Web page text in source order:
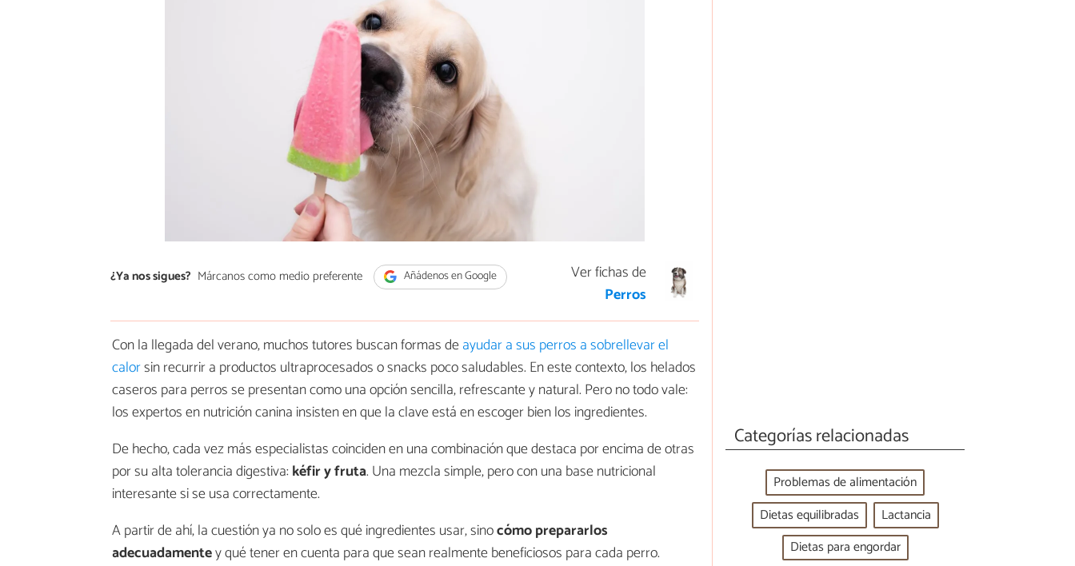
¿Ya nos sigues? Márcanos como medio preferente Añádenos en Google
Ver fichas de
Perros
Con la llegada del verano, muchos tutores buscan formas deayudar a sus perros a sobrellevar el
calorsin recurrir a productos ultraprocesados o snacks poco saludables. En este contexto, los helados
caseros para perros se presentan como una opción sencilla, refrescante y natural. Pero no todo vale:
los expertos en nutrición canina insisten en que la clave está en escoger bien los ingredientes.
De hecho, cada vez más especialistas coinciden en una combinación que destaca por encima de otras
por su alta tolerancia digestiva:kéfir y fruta. Una mezcla simple, pero con una base nutricional
interesante si se usa correctamente.
A partir de ahí, la cuestión ya no solo es qué ingredientes usar, sinocómo prepararlos
adecuadamentey qué tener en cuenta para que sean realmente beneficiosos para cada perro.
Categorías relacionadas
Problemas de alimentación
Dietas equilibradas
Lactancia
Dietas para engordar